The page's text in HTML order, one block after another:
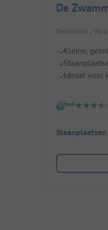
De
Nederland /
Kleine,
Ideaal voor
Staanplaatsen